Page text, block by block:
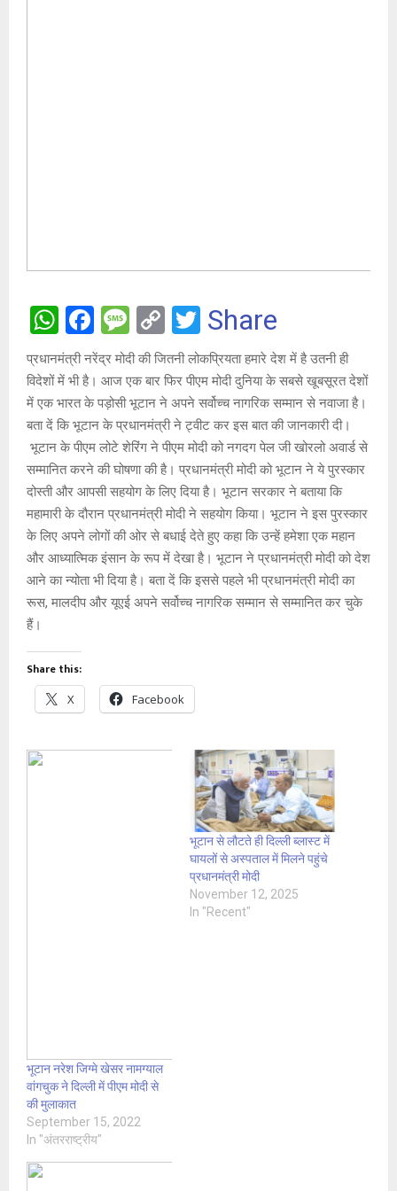
W
h
at
s
A
p
p
F
a
ce
b
o
o
k
M
es
s
a
g
e
C
o
py
Li
n
k
T
wi
tt
er
Share
प्रधानमंत्री नरेंद्र मोदी की जितनी लोकप्रियता हमारे देश में है उतनी ही
विदेशों में भी है। आज एक बार फिर पीएम मोदी दुनिया के सबसे खूबसूरत देशों
में एक भारत के पड़ोसी भूटान ने अपने सर्वोच्च नागरिक सम्मान से नवाजा है।
बता दें कि भूटान के प्रधानमंत्री ने ट्वीट कर इस बात की जानकारी दी।
भूटान के पीएम लोटे शेरिंग ने पीएम मोदी को नगदग पेल जी खोरलो अवार्ड से
सम्मानित करने की घोषणा की है। प्रधानमंत्री मोदी को भूटान ने ये पुरस्कार
दोस्ती और आपसी सहयोग के लिए दिया है। भूटान सरकार ने बताया कि
महामारी के दौरान प्रधानमंत्री मोदी ने सहयोग किया। भूटान ने इस पुरस्कार
के लिए अपने लोगों की ओर से बधाई देते हुए कहा कि उन्हें हमेशा एक महान
और आध्यात्मिक इंसान के रूप में देखा है। भूटान ने प्रधानमंत्री मोदी को देश
आने का न्योता भी दिया है। बता दें कि इससे पहले भी प्रधानमंत्री मोदी का
रूस, मालदीप और यूएई अपने सर्वोच्च नागरिक सम्मान से सम्मानित कर चुके
हैं।
Share this:
X Facebook
भूटान नरेश जिग्मे खेसर नामग्याल
वांगचुक ने दिल्ली में पीएम मोदी से
की मुलाकात
September 15, 2022
In "अंतरराष्ट्रीय"
भूटान से लौटते ही दिल्ली ब्लास्ट में
घायलों से अस्पताल में मिलने पहुंचे
प्रधानमंत्री मोदी
November 12, 2025
In "Recent"